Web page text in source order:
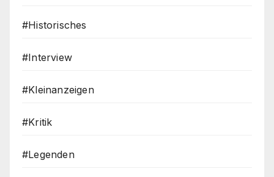
#Historisches
#Interview
#Kleinanzeigen
#Kritik
#Legenden